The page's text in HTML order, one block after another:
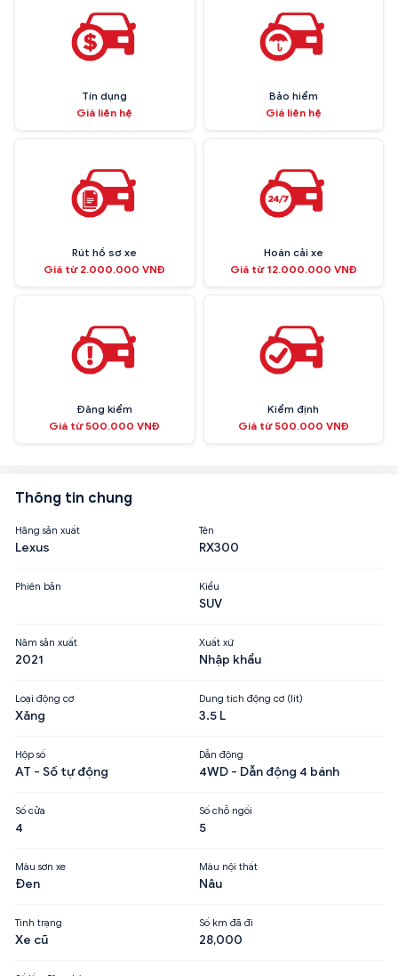
Tín dụng
Giá liên hệ
Bảo hiểm
Giá liên hệ
Rút hồ sơ xe
Giá từ 2.000.000 VNĐ
Hoán cải xe
Giá từ 12.000.000 VNĐ
Đăng kiểm
Giá từ 500.000 VNĐ
Kiểm định
Giá từ 500.000 VNĐ
Thông tin chung
Hãng sản xuất
Lexus
Tên
RX300
Phiên bản Kiểu
SUV
Năm sản xuất
2021
Xuất xứ
Nhập khẩu
Loại động cơ
Xăng
Dung tích động cơ (lít)
3.5 L
Hộp số
AT - Số tự động
Dẫn động
4WD - Dẫn động 4 bánh
Số cửa
4
Số chỗ ngồi
5
Màu sơn xe
Đen
Màu nội thất
Nâu
Tình trạng
Xe cũ
Số km đã đi
28,000